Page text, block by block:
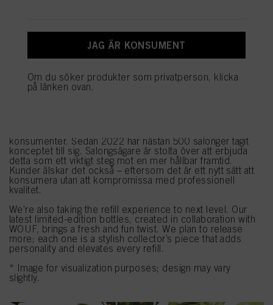
Design som imponerar
konsumenter. Sedan 2022 har nästan 500 salonger tagit
konceptet till sig. Salongsägare är stolta över att erbjuda
detta som ett viktigt steg mot en mer hållbar framtid.
Kunder älskar det också – eftersom det är ett nytt sätt att
konsumera utan att kompromissa med professionell
kvalitet.
We’re also taking the refill experience to next level. Our
latest limited-edition bottles, created in collaboration with
WOUF, brings a fresh and fun twist. We plan to release
more; each one is a stylish collector’s piece that adds
personality and elevates every refill.
* Image for visualization purposes; design may vary
slightly.
JAG ÄR KONSUMENT
Om du söker produkter som privatperson, klicka
på länken ovan.
Om du klickar på ”Ändra” kan du hitta mer information om behandlingen av
syften som nämns ovan. Genom att klicka på ”Godkänn alla” godkänner du
användningen av cookies samt behandlingen av dina personuppgifter för alla